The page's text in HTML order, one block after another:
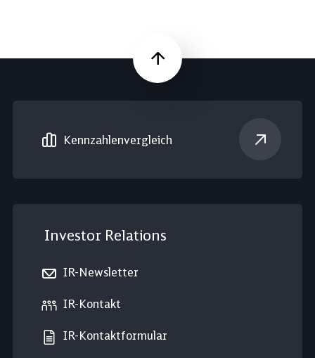
Nach oben
Kennzahlen­vergleich
Investor Relations
IR-Newsletter
IR-Kontakt
IR-Kontaktformular